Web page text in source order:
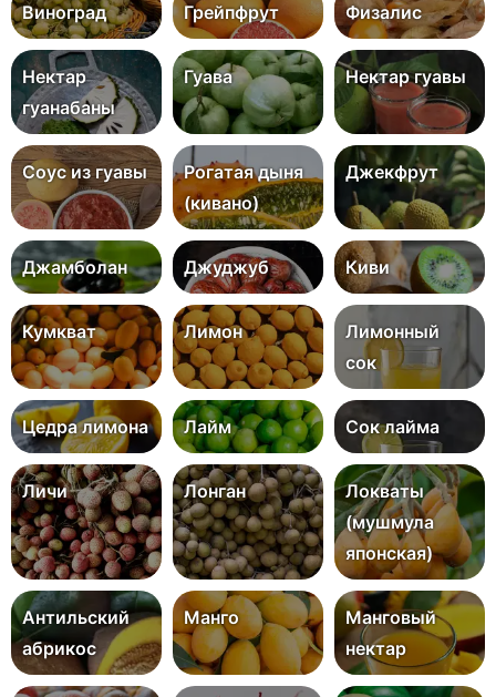
Виноград Грейпфрут Физалис
Нектар
гуанабаны
Гуава Нектар гуавы
Соус из гуавы
Рогатая дыня
(кивано)
Джекфрут
Джамболан Джуджуб Киви
Кумкват Лимон
Лимонный
сок
Цедра лимона Лайм Сок лайма
Личи Лонган
Локваты
(мушмула
японская)
Антильский
абрикос
Манго
Манговый
нектар